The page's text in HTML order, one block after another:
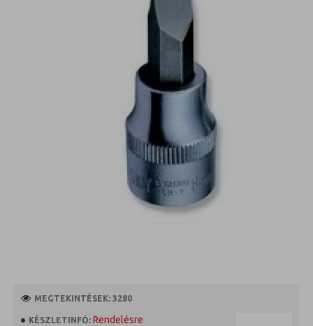
KÉSZLETINFÓ: Rendelésre
MEGTEKINTÉSEK: 3280